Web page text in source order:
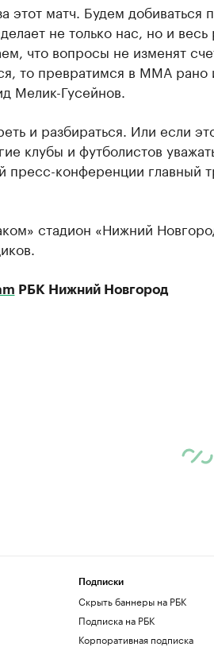
этот матч. Будем добиваться
не только нас, но и
что вопросы не изменят
то превратимся в ММА
Мелик-Гусейнов.
и разбираться. Или если
клубы и футболистов
пресс-конференции главный
стадион «Нижний
РБК Нижний Новгород
Подписки
Скрыть баннеры на РБК
Подписка на РБК
Корпоративная подписка